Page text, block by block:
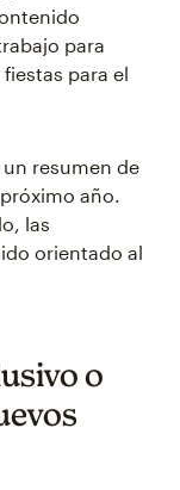
para
para el
resumen de
año.
las
orientado al
o